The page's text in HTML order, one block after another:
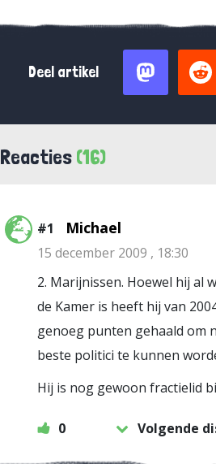
Deel artikel
Reacties (16)
#1 Michael
15 december 2009 , 18:30
2. Marijnissen. Hoewel hij al
de Kamer is heeft hij van
genoeg punten gehaald om
beste politici te kunnen
Hij is nog gewoon fractielid
0 Volgende